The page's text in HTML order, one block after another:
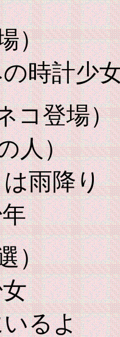
）
時計少
コ登場）
人）
雨降り
）
るよ